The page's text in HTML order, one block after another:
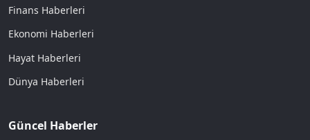
Finans Haberleri
Ekonomi Haberleri
Hayat Haberleri
Dünya Haberleri
Güncel Haberler